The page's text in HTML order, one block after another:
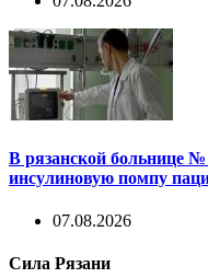
В рязанской больнице
инсулиновую помпу
07.08.2026
Сила Рязани